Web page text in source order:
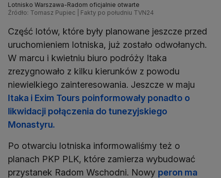
Lotnisko Warszawa-Radom oficjalnie otwarte
Źródło: Tomasz Pupiec | Fakty po południu TVN24
Część lotów, które były planowane jeszcze przed
uruchomieniem lotniska, już zostało odwołanych.
W marcu i kwietniu biuro podróży Itaka
zrezygnowało z kilku kierunków z powodu
niewielkiego zainteresowania. Jeszcze w maju
Itaka i Exim Tours poinformowały ponadto o
likwidacji połączenia do tunezyjskiego
Monastyru.
Po otwarciu lotniska informowaliśmy też o
planach PKP PLK, które zamierza wybudować
przystanek Radom Wschodni. Nowy peron ma